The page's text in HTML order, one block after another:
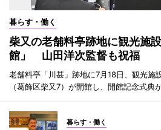
暮らす・働く
柴又の老舗料亭跡地に観光施
館」 山田洋次監督も祝福
老舗料亭「川甚」跡地に7月18日、観光施
（葛飾区柴又7）が開館し、開館記念式典
暮らす・働く